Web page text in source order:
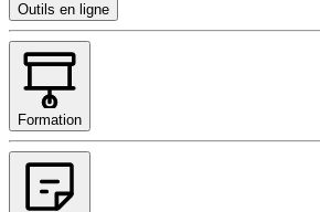
Outils en ligne
Formation